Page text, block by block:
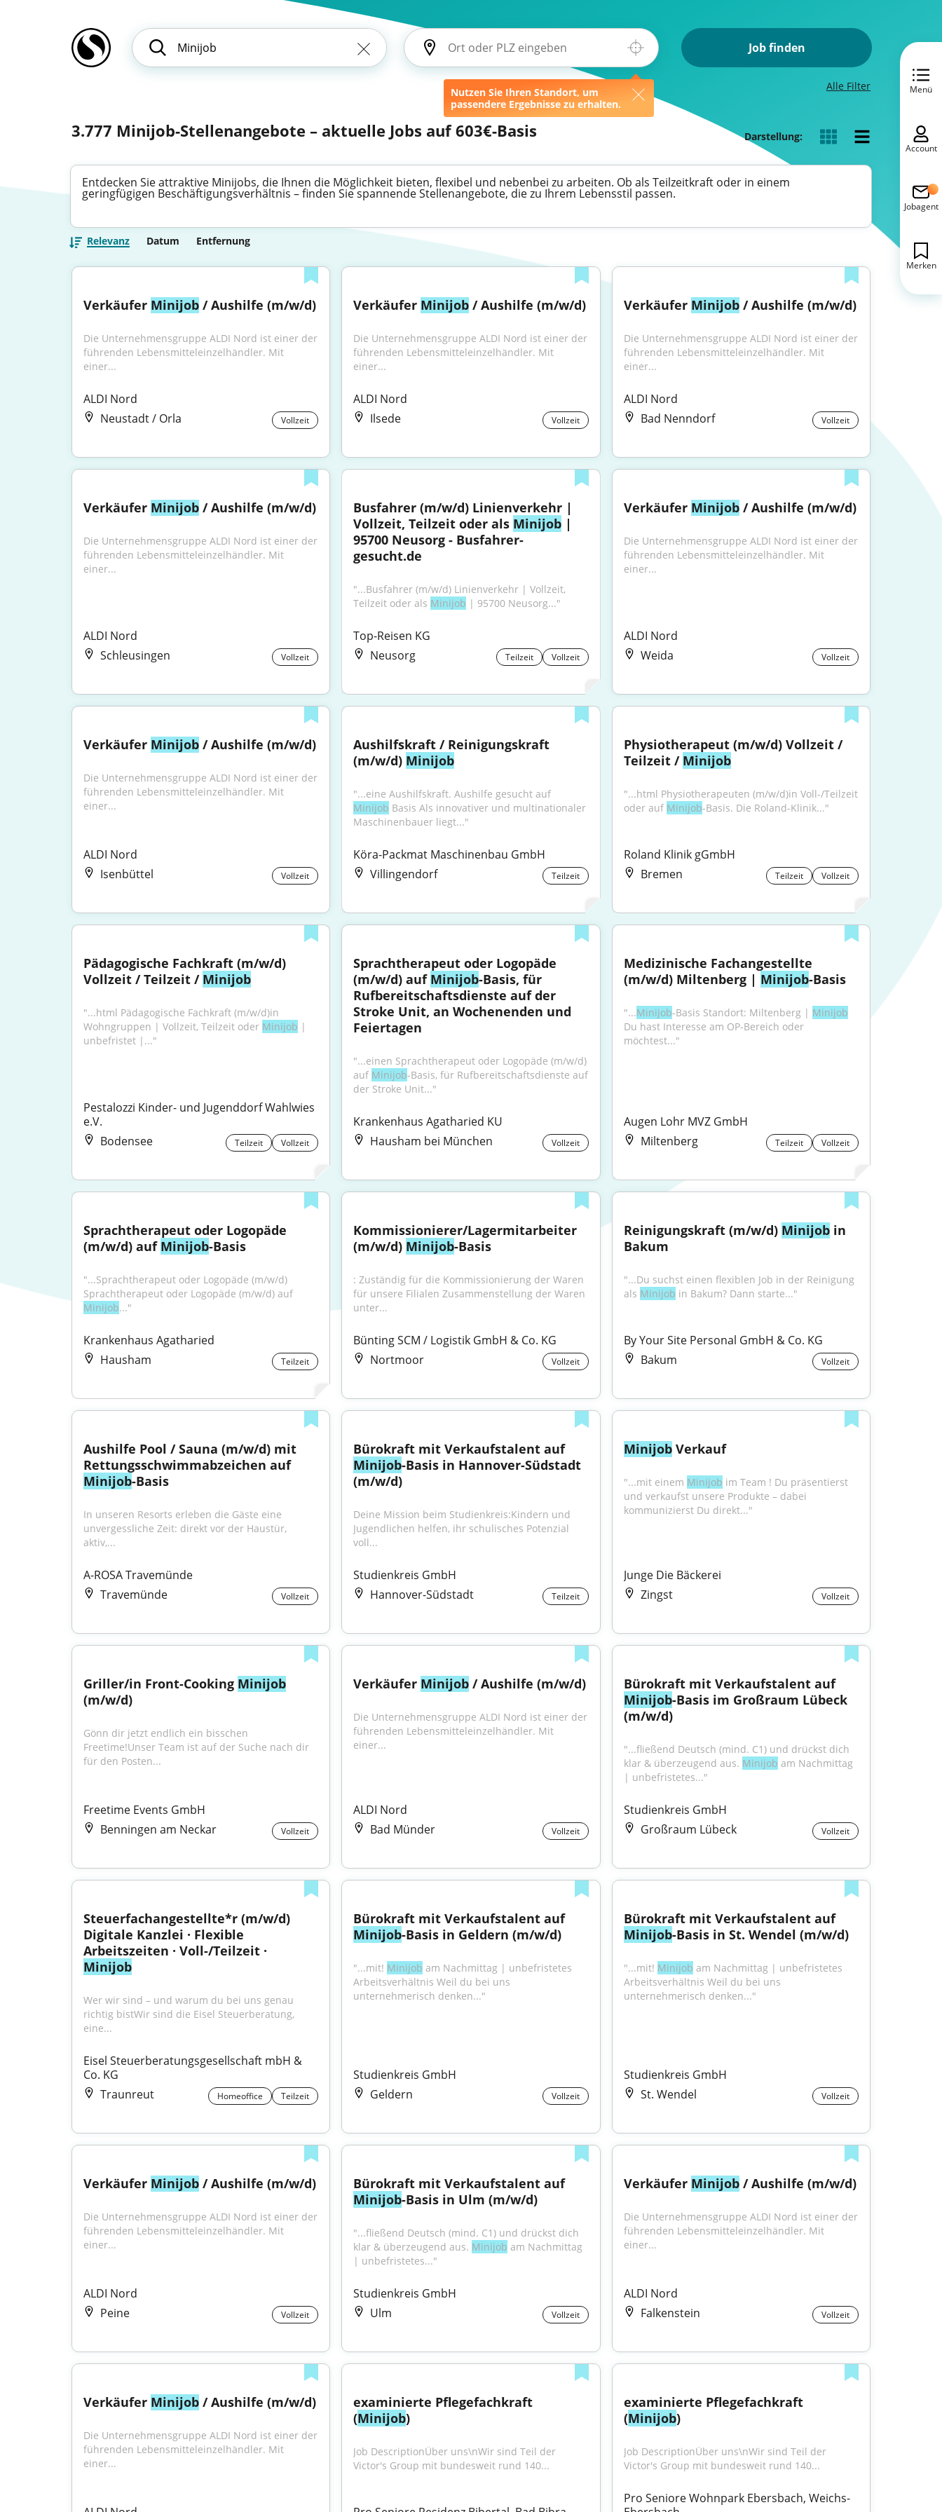
Nutzen Sie Ihren Standort, um
passendere Ergebnisse zu erhalten.
Job finden
Alle Filter
3.777 Minijob-Stellenangebote – aktuelle Jobs auf 603€-Basis Darstellung:
Entdecken Sie attraktive Minijobs, die Ihnen die Möglichkeit bieten, flexibel und nebenbei zu arbeiten. Ob als Teilzeitkraft oder in einem
geringfügigen Beschäftigungsverhältnis – finden Sie spannende Stellenangebote, die zu Ihrem Lebensstil passen.
Relevanz Datum Entfernung
Verkäufer Minijob / Aushilfe (m/w/d)
Die Unternehmensgruppe ALDI Nord ist einer der
führenden Lebensmitteleinzelhändler. Mit
einer...
ALDI Nord
Neustadt / Orla
Vollzeit
Verkäufer Minijob / Aushilfe (m/w/d)
Die Unternehmensgruppe ALDI Nord ist einer der
führenden Lebensmitteleinzelhändler. Mit
einer...
ALDI Nord
Ilsede
Vollzeit
Verkäufer Minijob / Aushilfe (m/w/d)
Die Unternehmensgruppe ALDI Nord ist einer der
führenden Lebensmitteleinzelhändler. Mit
einer...
ALDI Nord
Bad Nenndorf
Vollzeit
Verkäufer Minijob / Aushilfe (m/w/d)
Die Unternehmensgruppe ALDI Nord ist einer der
führenden Lebensmitteleinzelhändler. Mit
einer...
ALDI Nord
Schleusingen
Vollzeit
Busfahrer (m/w/d) Linienverkehr |
Vollzeit, Teilzeit oder als Minijob |
95700 Neusorg - Busfahrer-
gesucht.de
"...Busfahrer (m/w/d) Linienverkehr | Vollzeit,
Teilzeit oder als Minijob | 95700 Neusorg..."
Top-Reisen KG
Neusorg
Teilzeit Vollzeit
Verkäufer Minijob / Aushilfe (m/w/d)
Die Unternehmensgruppe ALDI Nord ist einer der
führenden Lebensmitteleinzelhändler. Mit
einer...
ALDI Nord
Weida
Vollzeit
Verkäufer Minijob / Aushilfe (m/w/d)
Die Unternehmensgruppe ALDI Nord ist einer der
führenden Lebensmitteleinzelhändler. Mit
einer...
ALDI Nord
Isenbüttel
Vollzeit
Aushilfskraft / Reinigungskraft
(m/w/d) Minijob
Minijob Basis Als innovativer und multinationaler
Maschinenbauer liegt..."
Köra-Packmat Maschinenbau GmbH
Villingendorf
Teilzeit
Physiotherapeut (m/w/d) Vollzeit /
Teilzeit / Minijob
"...html Physiotherapeuten (m/w/d)in Voll-/Teilzeit
oder auf Minijob-Basis. Die Roland-Klinik..."
Roland Klinik gGmbH
Bremen
Teilzeit Vollzeit
Pädagogische Fachkraft (m/w/d)
Vollzeit / Teilzeit / Minijob
"...html Pädagogische Fachkraft (m/w/d)in
Wohngruppen | Vollzeit, Teilzeit oder Minijob |
unbefristet |..."
Pestalozzi Kinder- und Jugenddorf Wahlwies
e.V.
Bodensee
Teilzeit Vollzeit
Sprachtherapeut oder Logopäde
(m/w/d) auf Minijob-Basis, für
Rufbereitschaftsdienste auf der
Stroke Unit, an Wochenenden und
Feiertagen
"...einen Sprachtherapeut oder Logopäde (m/w/d)
auf Minijob-Basis, für Rufbereitschaftsdienste auf
der Stroke Unit..."
Krankenhaus Agatharied KU
Hausham bei München
Vollzeit
Medizinische Fachangestellte
(m/w/d) Miltenberg | Minijob-Basis
"...Minijob-Basis Standort: Miltenberg | Minijob
Du hast Interesse am OP-Bereich oder
möchtest..."
Augen Lohr MVZ GmbH
Miltenberg
Teilzeit Vollzeit
Sprachtherapeut oder Logopäde
(m/w/d) auf Minijob-Basis
"...Sprachtherapeut oder Logopäde (m/w/d)
Minijob..."
Krankenhaus Agatharied
Hausham
Teilzeit
Kommissionierer/Lagermitarbeiter
(m/w/d) Minijob-Basis
: Zuständig für die Kommissionierung der Waren
für unsere Filialen Zusammenstellung der Waren
unter...
Bünting SCM / Logistik GmbH & Co. KG
Nortmoor
Vollzeit
Reinigungskraft (m/w/d) Minijob in
Bakum
"...Du suchst einen flexiblen Job in der Reinigung
als Minijob in Bakum? Dann starte..."
By Your Site Personal GmbH & Co. KG
Bakum
Vollzeit
Aushilfe Pool / Sauna (m/w/d) mit
Rettungsschwimmabzeichen auf
Minijob-Basis
In unseren Resorts erleben die Gäste eine
unvergessliche Zeit: direkt vor der Haustür,
aktiv,...
A-ROSA Travemünde
Travemünde
Vollzeit
Bürokraft mit Verkaufstalent auf
Minijob-Basis in Hannover-Südstadt
(m/w/d)
Deine Mission beim Studienkreis:Kindern und
Jugendlichen helfen, ihr schulisches Potenzial
voll...
Studienkreis GmbH
Hannover-Südstadt
Teilzeit
Minijob Verkauf
"...mit einem Minijob im Team ! Du präsentierst
und verkaufst unsere Produkte – dabei
kommunizierst Du direkt..."
Junge Die Bäckerei
Zingst
Vollzeit
Griller/in Front-Cooking Minijob
(m/w/d)
Gönn dir jetzt endlich ein bisschen
Freetime!Unser Team ist auf der Suche nach dir
für den Posten...
Freetime Events GmbH
Benningen am Neckar
Vollzeit
Verkäufer Minijob / Aushilfe (m/w/d)
Die Unternehmensgruppe ALDI Nord ist einer der
führenden Lebensmitteleinzelhändler. Mit
einer...
ALDI Nord
Bad Münder
Vollzeit
Bürokraft mit Verkaufstalent auf
Minijob-Basis im Großraum Lübeck
(m/w/d)
"...fließend Deutsch (mind. C1) und drückst dich
klar & überzeugend aus. Minijob am Nachmittag
| unbefristetes..."
Studienkreis GmbH
Großraum Lübeck
Vollzeit
Steuerfachangestellte*r (m/w/d)
Digitale Kanzlei · Flexible
Minijob
Wer wir sind – und warum du bei uns genau
richtig bistWir sind die Eisel Steuerberatung,
eine...
Eisel Steuerberatungsgesellschaft mbH &
Co. KG
Traunreut
Homeoffice Teilzeit
Bürokraft mit Verkaufstalent auf
Minijob-Basis in Geldern (m/w/d)
"...mit! Minijob am Nachmittag | unbefristetes
Arbeitsverhältnis Weil du bei uns
unternehmerisch denken..."
Studienkreis GmbH
Geldern
Vollzeit
Bürokraft mit Verkaufstalent auf
Minijob-Basis in St. Wendel (m/w/d)
"...mit! Minijob am Nachmittag | unbefristetes
Arbeitsverhältnis Weil du bei uns
unternehmerisch denken..."
Studienkreis GmbH
St. Wendel
Vollzeit
Verkäufer Minijob / Aushilfe (m/w/d)
Die Unternehmensgruppe ALDI Nord ist einer der
führenden Lebensmitteleinzelhändler. Mit
einer...
ALDI Nord
Peine
Vollzeit
Bürokraft mit Verkaufstalent auf
Minijob-Basis in Ulm (m/w/d)
"...fließend Deutsch (mind. C1) und drückst dich
klar & überzeugend aus. Minijob am Nachmittag
| unbefristetes..."
Studienkreis GmbH
Ulm
Vollzeit
Verkäufer Minijob / Aushilfe (m/w/d)
Die Unternehmensgruppe ALDI Nord ist einer der
führenden Lebensmitteleinzelhändler. Mit
einer...
ALDI Nord
Falkenstein
Vollzeit
Verkäufer Minijob / Aushilfe (m/w/d)
Die Unternehmensgruppe ALDI Nord ist einer der
führenden Lebensmitteleinzelhändler. Mit
einer...
examinierte Pflegefachkraft
(Minijob)
Job DescriptionÜber uns\nWir sind Teil der
Victor's Group mit bundesweit rund 140...
examinierte Pflegefachkraft
(Minijob)
Job DescriptionÜber uns\nWir sind Teil der
Victor's Group mit bundesweit rund 140...
Pro Seniore Wohnpark Ebersbach, Weichs-
Menü
Account
Jobagent
Merken